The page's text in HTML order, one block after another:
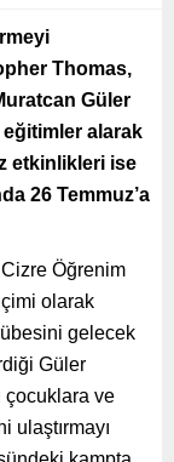
Thomas,
Güler
alarak
etkinlikleri ise
26 Temmuz’a
Öğrenim
olarak
gelecek
Güler
çocuklara ve
ulaştırmayı